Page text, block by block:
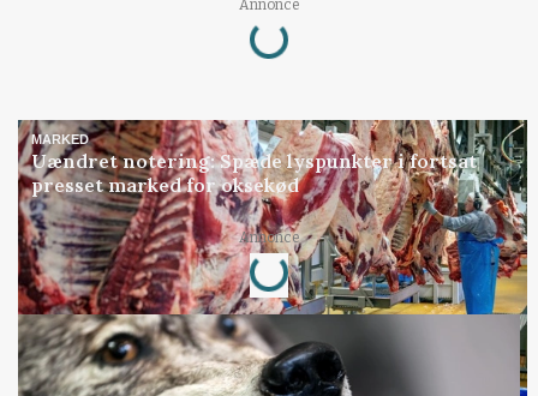
Annonce
Loading...
MARKED
Uændret notering: Spæde lyspunkter i fortsat
presset marked for oksekød
Annonce
Loading...